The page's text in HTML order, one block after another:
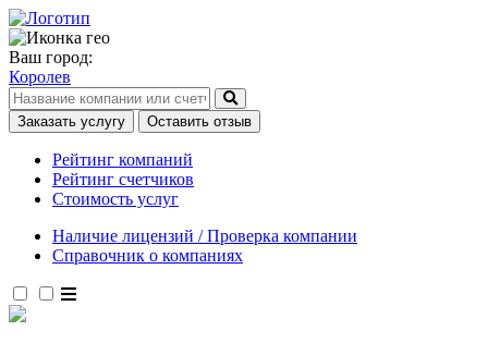
Ваш город:
Королев
Заказать услугу Оставить отзыв
Рейтинг компаний
Рейтинг счетчиков
Стоимость услуг
Наличие лицензий / Проверка компании
Справочник о компаниях